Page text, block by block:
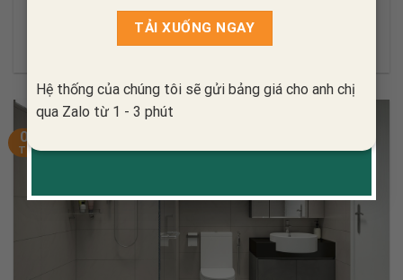
Hệ thống của chúng tôi sẽ gửi bảng giá cho anh chị
qua Zalo từ 1 - 3 phút
chung
XEM THÊM
06
Th6